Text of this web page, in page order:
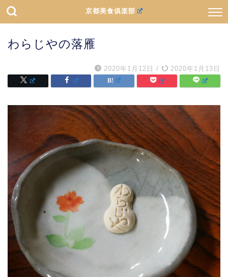
京都美食俱楽部
わらじやの落雁
2020年1月12日 / 2020年1月13日